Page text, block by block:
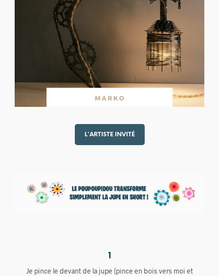
L'ARTISTE INVITÉ
1
Je pince le devant de la jupe (pince en bois vers moi et